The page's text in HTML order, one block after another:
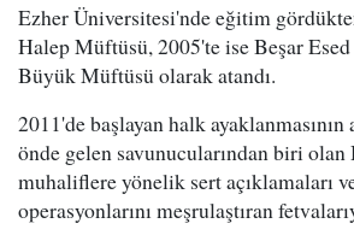
Ezher Üniversitesi'nde eğitim
Halep Müftüsü, 2005'te ise Beşar
Büyük Müftüsü olarak atandı.
2011'de başlayan halk
önde gelen savunucularından biri olan
muhaliflere yönelik sert açıklamaları
operasyonlarını meşrulaştıran